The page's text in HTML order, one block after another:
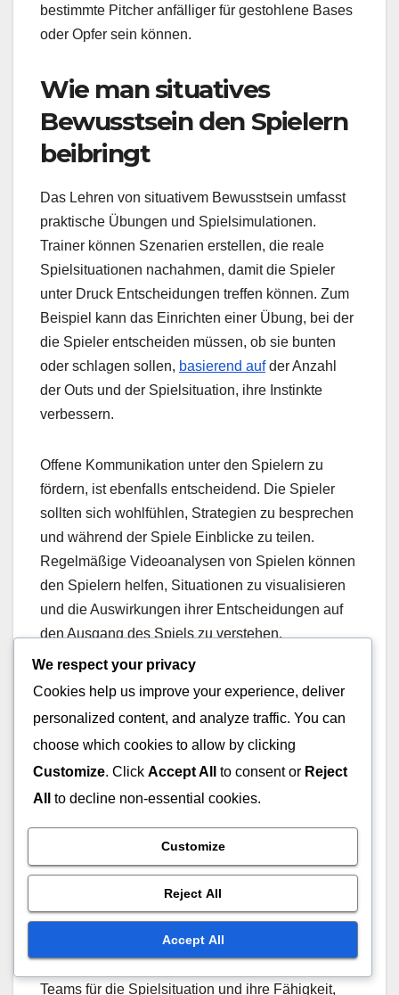
bestimmte Pitcher anfälliger für gestohlene Bases
oder Opfer sein können.
Wie man situatives
Bewusstsein den Spielern
beibringt
Das Lehren von situativem Bewusstsein umfasst
praktische Übungen und Spielsimulationen.
Trainer können Szenarien erstellen, die reale
Spielsituationen nachahmen, damit die Spieler
unter Druck Entscheidungen treffen können. Zum
Beispiel kann das Einrichten einer Übung, bei der
die Spieler entscheiden müssen, ob sie bunten
oder schlagen sollen, basierend aufder Anzahl
der Outs und der Spielsituation, ihre Instinkte
verbessern.
Offene Kommunikation unter den Spielern zu
fördern, ist ebenfalls entscheidend. Die Spieler
sollten sich wohlfühlen, Strategien zu besprechen
und während der Spiele Einblicke zu teilen.
Regelmäßige Videoanalysen von Spielen können
den Spielern helfen, Situationen zu visualisieren
und die Auswirkungen ihrer Entscheidungen auf
den Ausgang des Spiels zu verstehen.
Reale Beispiele für
situatives Bewusstsein in
Aktion
Ein bemerkenswertes Beispiel für situatives
Series 2014, als die Kansas City Royals einen
erfolgreichen Squeeze-Spielzug ausführten. Mit
einem Läufer auf der dritten Base und weniger als
zwei Outs legte der Batter einen perfekten Bunt
hin, der es dem Läufer ermöglichte, zu punkten.
Diese Entscheidung zeigte das Verständnis des
Teams für die Spielsituation und ihre Fähigkeit,
We respect your privacy
Cookies help us improve your experience, deliver
personalized content, and analyze traffic. You can
choose which cookies to allow by clicking
Customize. Click Accept All to consent or Reject
All
to decline non-essential cookies.
Customize
Reject All
Accept All